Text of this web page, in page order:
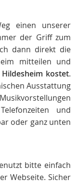
einen unserer
der Griff zum
dann direkt die
mitteilen und
kostet.
Ausstattung
und
oder ganz unten
bitte einfach
Webseite. Sicher